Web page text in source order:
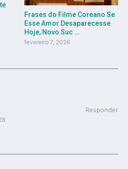
Frases do Filme Coreano Se
Esse Amor Desaparecesse
Hoje, Novo Suc ...
fevereiro 7, 2026
Responder